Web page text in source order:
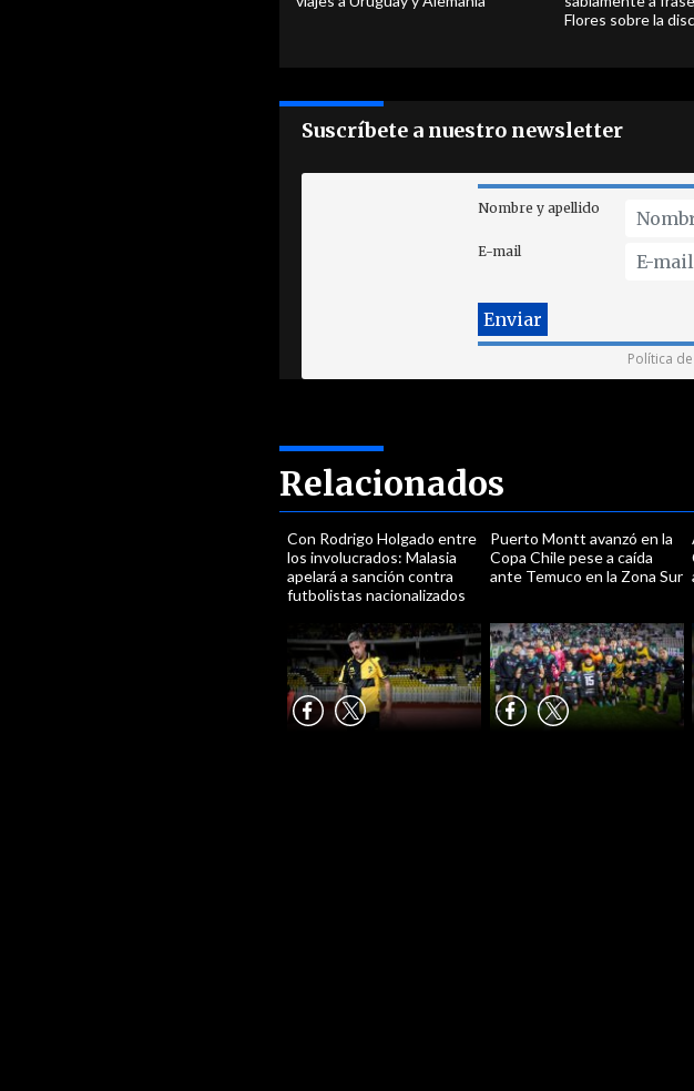
Flores sobre la
Suscríbete a nuestro newsletter
Nombre y apellido
E-mail
Política
Relacionados
Con Rodrigo Holgado entre
los involucrados: Malasia
apelará a sanción contra
futbolistas nacionalizados
Puerto Montt avanzó en la
Copa Chile pese a caída
ante Temuco en la Zona Sur